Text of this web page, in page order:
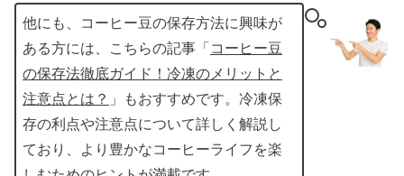
他にも、コーヒー豆の保存方法に興味が
ある方には、こちらの記事「 コーヒー豆
の保存法徹底ガイド！冷凍のメリットと
注意点とは？ 」もおすすめです。冷凍保
存の利点や注意点について詳しく解説し
ており、より豊かなコーヒーライフを楽